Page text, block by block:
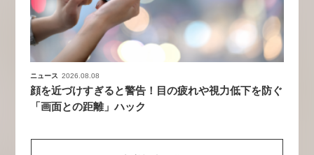
ニュース 2026.08.08
顔を近づけすぎると警告！目の疲れや視力低下を防ぐ
「画面との距離」ハック